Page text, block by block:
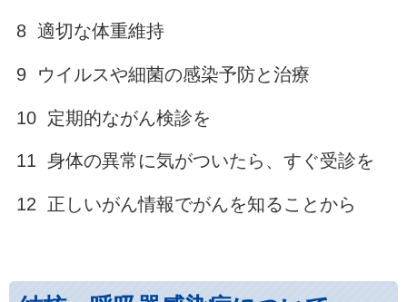
8 適切な体重維持
9 ウイルスや細菌の感染予防と治療
10 定期的ながん検診を
11 身体の異常に気がついたら、すぐ受診を
12 正しいがん情報でがんを知ることから